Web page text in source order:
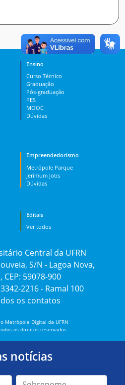
Ensino
Curso Técnico
Graduação
Pós-graduação
PES
MOOC
Dúvidas
Empreendedorismo
Metrópole Parque
Jerimum Jobs
Dúvidas
Editais
Ver todos
Central da UFRN
S/N - Lagoa Nova,
CEP: 59078-900
2216 - Ramal 100
os contatos
Metrópole Digital da UFRN
os direitos reservados
notícias